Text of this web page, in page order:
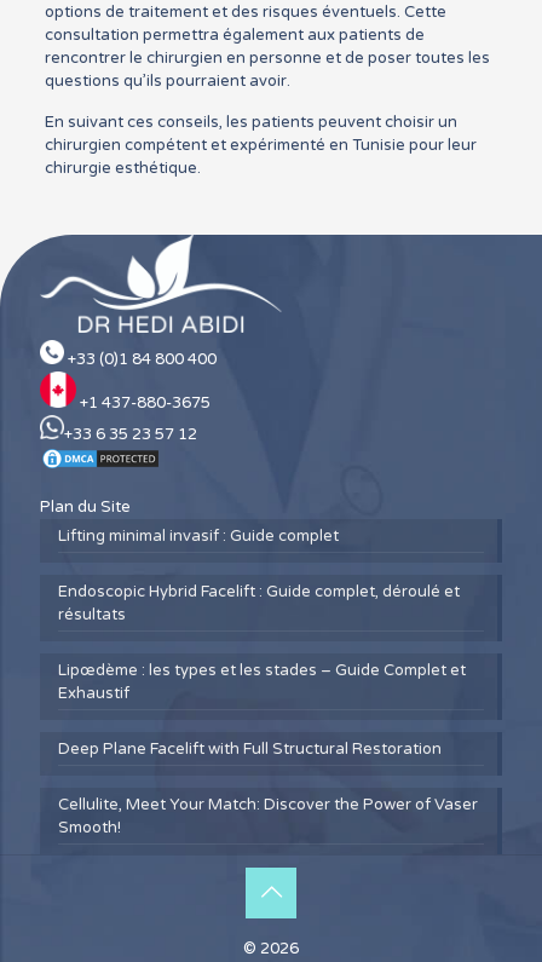
options de traitement et des risques éventuels. Cette
consultation permettra également aux patients de
rencontrer le chirurgien en personne et de poser toutes les
questions qu’ils pourraient avoir.
En suivant ces conseils, les patients peuvent choisir un
chirurgien compétent et expérimenté en Tunisie pour leur
chirurgie esthétique.
+33 (0)1 84 800 400
+1 437-880-3675
+33 6 35 23 57 12
Plan du Site
Lifting minimal invasif : Guide complet
Endoscopic Hybrid Facelift : Guide complet, déroulé et
résultats
Lipœdème : les types et les stades – Guide Complet et
Exhaustif
Deep Plane Facelift with Full Structural Restoration
Cellulite, Meet Your Match: Discover the Power of Vaser
Smooth!
© 2026